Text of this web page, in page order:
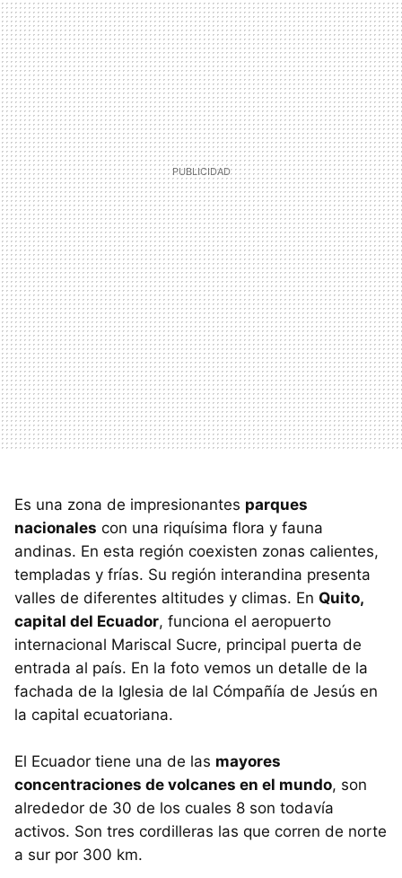
Es una zona de impresionantes parques
nacionales con una riquísima flora y fauna
andinas. En esta región coexisten zonas calientes,
templadas y frías. Su región interandina presenta
valles de diferentes altitudes y climas. En Quito,
capital del Ecuador, funciona el aeropuerto
internacional Mariscal Sucre, principal puerta de
entrada al país. En la foto vemos un detalle de la
fachada de la Iglesia de lal Cómpañía de Jesús en
la capital ecuatoriana.
El Ecuador tiene una de las mayores
concentraciones de volcanes en el mundo, son
alrededor de 30 de los cuales 8 son todavía
activos. Son tres cordilleras las que corren de norte
a sur por 300 km.